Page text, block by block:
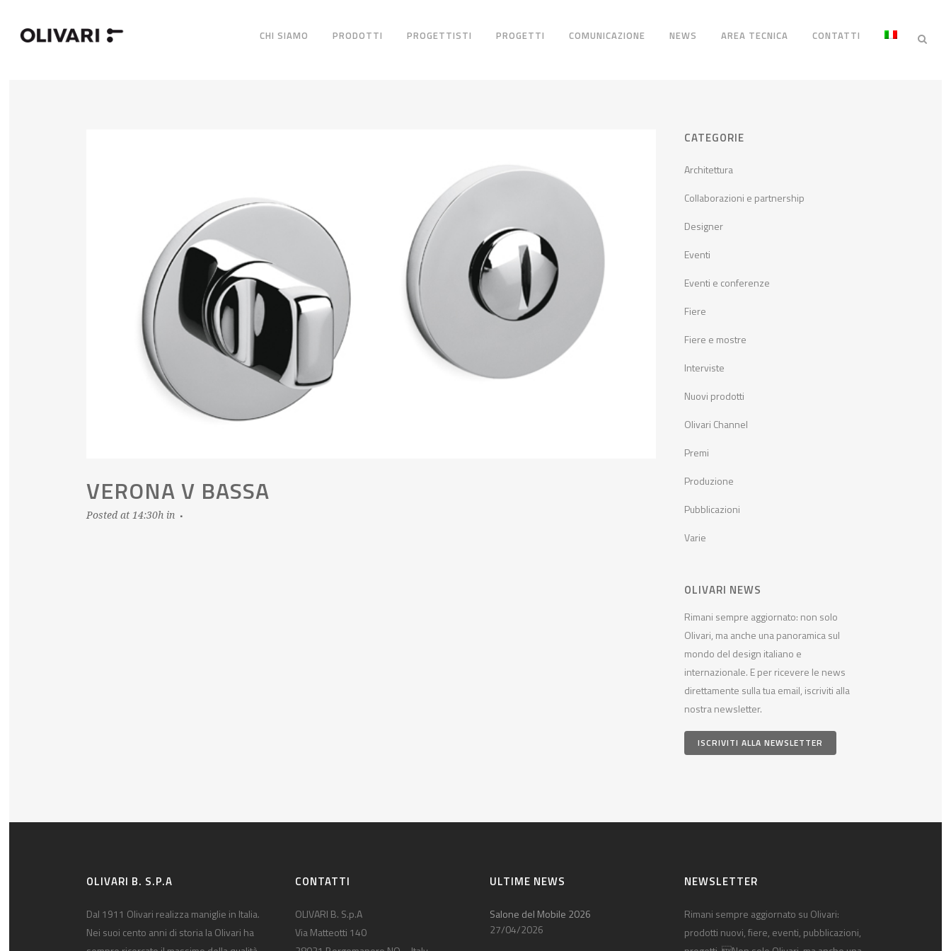
CHI SIAMO PRODOTTI PROGETTISTI PROGETTI COMUNICAZIONE NEWS AREA TECNICA CONTATTI
VERONA V BASSA
Posted at 14:30h in
CATEGORIE
Architettura
Collaborazioni e partnership
Designer
Eventi
Eventi e conferenze
Fiere
Fiere e mostre
Interviste
Nuovi prodotti
Olivari Channel
Premi
Produzione
Pubblicazioni
Varie
OLIVARI NEWS
Rimani sempre aggiornato: non solo
Olivari, ma anche una panoramica sul
mondo del design italiano e
internazionale. E per ricevere le news
direttamente sulla tua email, iscriviti alla
nostra newsletter.
ISCRIVITI ALLA NEWSLETTER
OLIVARI B. S.P.A
Dal 1911 Olivari realizza maniglie in Italia.
Nei suoi cento anni di storia la Olivari ha
CONTATTI
OLIVARI B. S.p.A
Via Matteotti 140
ULTIME NEWS
Salone del Mobile 2026
27/04/2026
NEWSLETTER
Rimani sempre aggiornato su Olivari:
prodotti nuovi, fiere, eventi, pubblicazioni,